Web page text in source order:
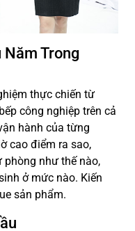
Trong
thực chiến từ
công nghiệp trên cả
hành của từng
cao điểm ra sao,
như thế nào,
ở mức nào. Kiến
sản phẩm.